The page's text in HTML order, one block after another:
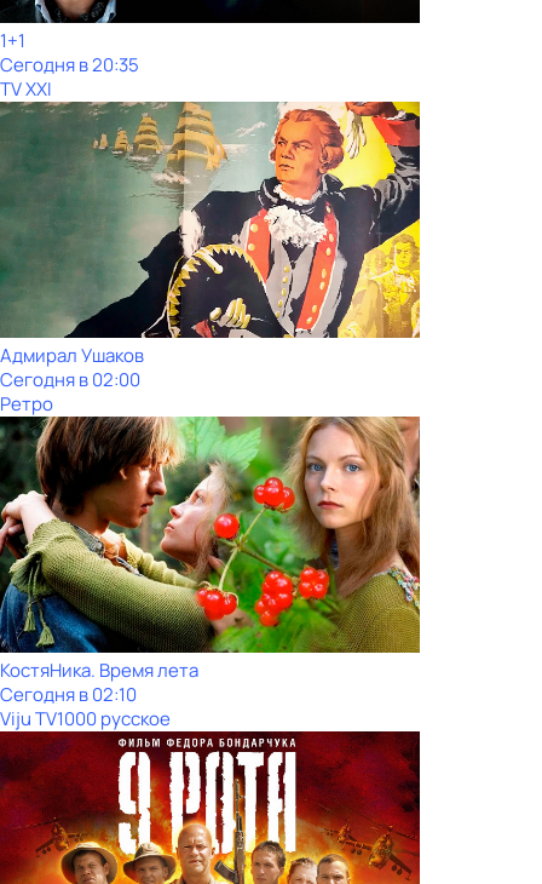
1+1
Сегодня в 20:35
TV XXI
Адмирал Ушаков
Сегодня в 02:00
Ретро
КостяНика. Время лета
Сегодня в 02:10
Viju TV1000 русское